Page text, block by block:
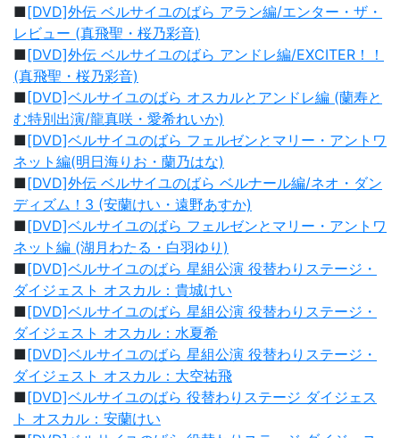
■[DVD]外伝 ベルサイユのばら アラン編/エンター・ザ・
レビュー (真飛聖・桜乃彩音)
■[DVD]外伝 ベルサイユのばら アンドレ編/EXCITER！！
(真飛聖・桜乃彩音)
■ [DVD]ベルサイユのばら オスカルとアンドレ編 (蘭寿と
む特別出演/龍真咲・愛希れいか)
■[DVD]ベルサイユのばら フェルゼンとマリー・アントワ
ネット編(明日海りお・蘭乃はな)
■[DVD]外伝 ベルサイユのばら ベルナール編/ネオ・ダン
ディズム！3 (安蘭けい・遠野あすか)
■[DVD]ベルサイユのばら フェルゼンとマリー・アントワ
ネット編 (湖月わたる・白羽ゆり)
■[DVD]ベルサイユのばら 星組公演 役替わりステージ・
ダイジェスト オスカル：貴城けい
■[DVD]ベルサイユのばら 星組公演 役替わりステージ・
ダイジェスト オスカル：水夏希
■[DVD]ベルサイユのばら 星組公演 役替わりステージ・
ダイジェスト オスカル：大空祐飛
■[DVD]ベルサイユのばら 役替わりステージ ダイジェス
ト オスカル：安蘭けい